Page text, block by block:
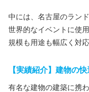
中には、名古屋のラン
世界的なイベントに使
規模も用途も幅広く対
【実績紹介】建物の
有名な建物の建築に携